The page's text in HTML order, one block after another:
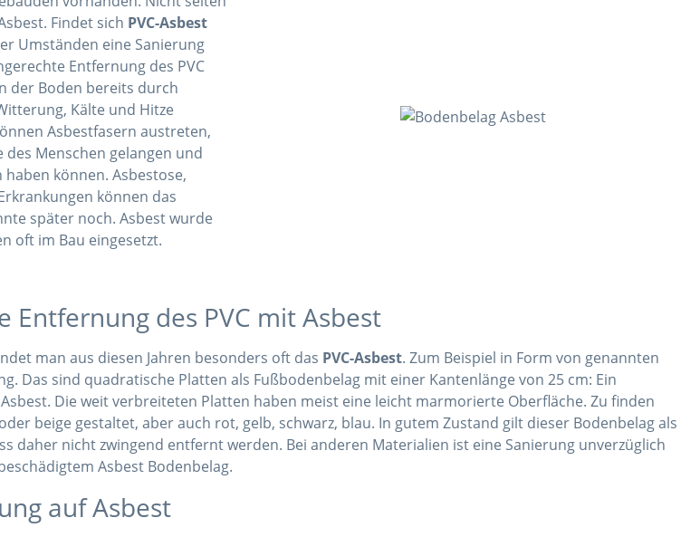
Findet sich PVC-Asbest
Umständen eine Sanierung
Entfernung des PVC
der Boden bereits durch
Kälte und Hitze
Asbestfasern austreten,
Menschen gelangen und
können. Asbestose,
können das
später noch. Asbest wurde
oft im Bau eingesetzt.
Entfernung des PVC mit Asbest
man aus diesen Jahren besonders oft das PVC-Asbest. Zum Beispiel in Form von genannten
Das sind quadratische Platten als Fußbodenbelag mit einer Kantenlänge von 25 cm: Ein
Asbest. Die weit verbreiteten Platten haben meist eine leicht marmorierte Oberfläche. Zu finden
beige gestaltet, aber auch rot, gelb, schwarz, blau. In gutem Zustand gilt dieser Bodenbelag als
daher nicht zwingend entfernt werden. Bei anderen Materialien ist eine Sanierung unverzüglich
Asbest Bodenbelag.
auf Asbest